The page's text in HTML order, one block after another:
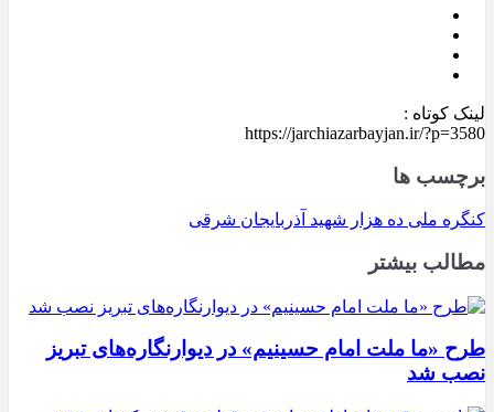
لینک کوتاه :
https://jarchiazarbayjan.ir/?p=3580
برچسب ها
کنگره ملی ده هزار شهید آذربایجان شرقی
مطالب بیشتر
طرح «ما ملت امام حسینیم» در دیوارنگاره‌های تبریز
نصب شد